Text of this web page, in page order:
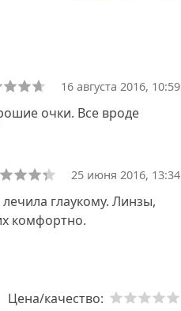
16 августа 2016, 10:59
очки. Все вроде
25 июня 2016, 13:34
глаукому. Линзы,
комфортно.
Цена/качество: